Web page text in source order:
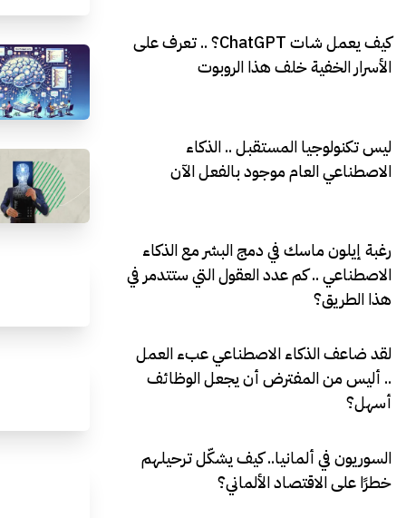
كيف يعمل شات ChatGPT؟ .. تعرف على
الأسرار الخفية خلف هذا الروبوت
ليس تكنولوجيا المستقبل .. الذكاء
الاصطناعي العام موجود بالفعل الآن
رغبة إيلون ماسك في دمج البشر مع الذكاء
الاصطناعي .. كم عدد العقول التي ستتدمر في
هذا الطريق؟
لقد ضاعف الذكاء الاصطناعي عبء العمل
.. أليس من المفترض أن يجعل الوظائف
أسهل؟
السوريون في ألمانيا.. كيف يشكّل ترحيلهم
خطرًا على الاقتصاد الألماني؟